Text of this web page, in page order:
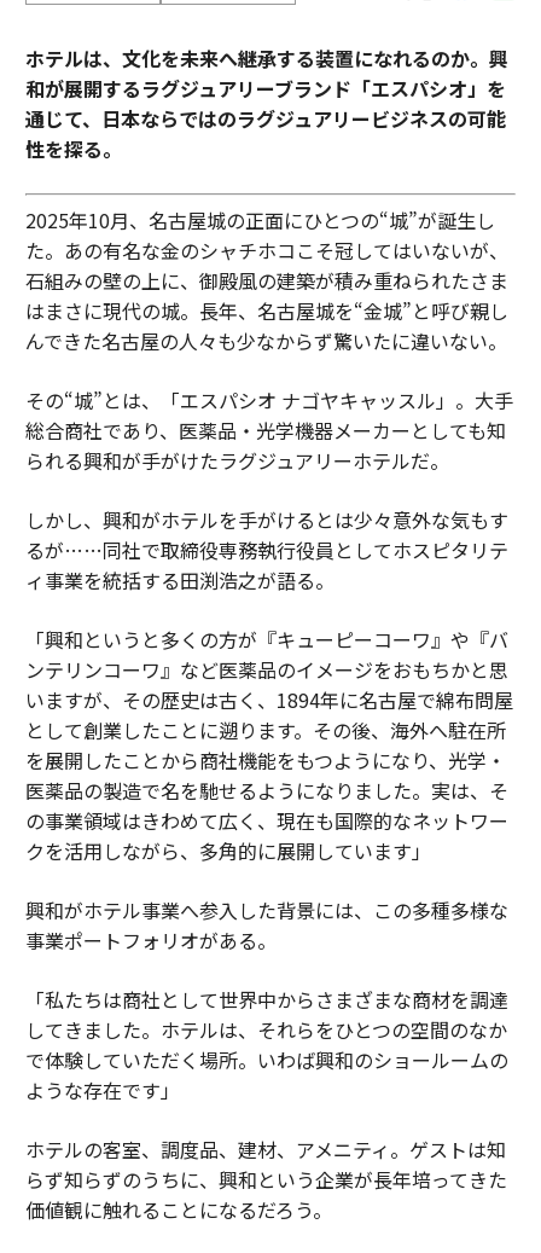
最新号の購入はこちらから
メンバーシップに登録する
関連記事
イーロン・マスクが頼った紳士的な高利貸し、ブライアン・クルーグの冷
徹な信用評価術
不動産ビジネスを加速させるネットワーキングイベントの極意
企業文化の再定義：内部の価値観から外部との共創へ
んどない
映画ビジネスに欠かせない著作権の基礎知識
タグ： 経営者/経営陣
advertisement
ホテルは、文化を未来へ継承する装置になれるのか。興
和が展開するラグジュアリーブランド「エスパシオ」を
通じて、日本ならではのラグジュアリービジネスの可能
性を探る。
2025年10月、名古屋城の正面にひとつの“城”が誕生し
た。あの有名な金のシャチホコこそ冠してはいないが、
石組みの壁の上に、御殿風の建築が積み重ねられたさま
はまさに現代の城。長年、名古屋城を“金城”と呼び親し
んできた名古屋の人々も少なからず驚いたに違いない。
その“城”とは、「エスパシオ ナゴヤキャッスル」。大手
総合商社であり、医薬品・光学機器メーカーとしても知
られる興和が手がけたラグジュアリーホテルだ。
しかし、興和がホテルを手がけるとは少々意外な気もす
るが……同社で取締役専務執行役員としてホスピタリテ
ィ事業を統括する田渕浩之が語る。
「興和というと多くの方が『キューピーコーワ』や『バ
ンテリンコーワ』など医薬品のイメージをおもちかと思
いますが、その歴史は古く、1894年に名古屋で綿布問屋
として創業したことに遡ります。その後、海外へ駐在所
を展開したことから商社機能をもつようになり、光学・
医薬品の製造で名を馳せるようになりました。実は、そ
の事業領域はきわめて広く、現在も国際的なネットワー
クを活用しながら、多角的に展開しています」
興和がホテル事業へ参入した背景には、この多種多様な
事業ポートフォリオがある。
「私たちは商社として世界中からさまざまな商材を調達
してきました。ホテルは、それらをひとつの空間のなか
で体験していただく場所。いわば興和のショールームの
ような存在です」
ホテルの客室、調度品、建材、アメニティ。ゲストは知
らず知らずのうちに、興和という企業が長年培ってきた
価値観に触れることになるだろう。